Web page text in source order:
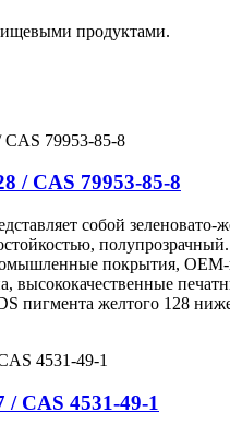
продуктами.
/ CAS 79953-85-8
собой
полупрозрачный.
покрытия, OEM-
высококачественные
пигмента желтого 128
CAS 4531-49-1